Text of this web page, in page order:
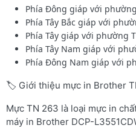
Phía Đông giáp với
Phía Tây Bắc giáp với
Phía Tây giáp với phường
Phía Tây Nam giáp với
Phía Đông Nam giáp với
🏷️ Giới thiệu mực in Brother
Mực TN 263 là loại mực in
máy in Brother DCP-